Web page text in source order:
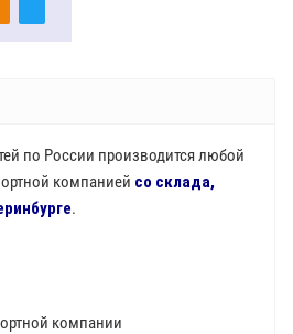
по России производится любой
компанией со склада,
.
компании